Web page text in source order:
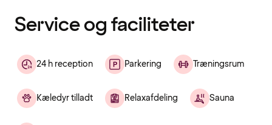
Service og faciliteter
24 h reception Parkering Træningsrum
Kæledyr tilladt Relaxafdeling Sauna